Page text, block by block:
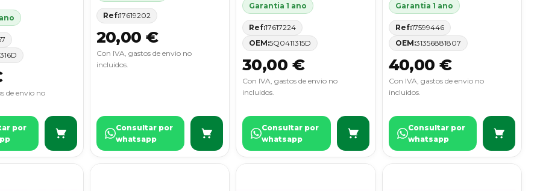
de envio no
por
Ref:17619202
20,00 €
Con IVA, gastos de envio no
incluidos.
Consultar por
whatsapp
Garantia 1 ano
Ref:17617224
OEM:5Q0411315D
30,00 €
Con IVA, gastos de envio no
incluidos.
Consultar por
whatsapp
Garantia 1 ano
Ref:17599446
OEM:31356881807
40,00 €
Con IVA, gastos de envio no
incluidos.
Consultar por
whatsapp